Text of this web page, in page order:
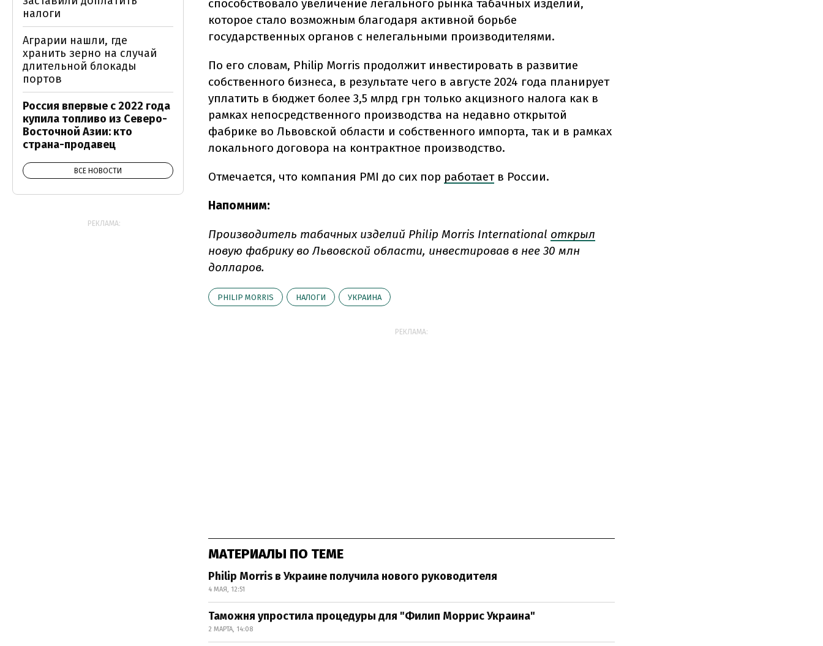
способствовало увеличение легального рынка табачных изделий,
которое стало возможным благодаря активной борьбе
государственных органов с нелегальными производителями.
По его словам, Philip Morris продолжит инвестировать в развитие
собственного бизнеса, в результате чего в августе 2024 года планирует
уплатить в бюджет более 3,5 млрд грн только акцизного налога как в
рамках непосредственного производства на недавно открытой
фабрике во Львовской области и собственного импорта, так и в рамках
локального договора на контрактное производство.
Отмечается, что компания PMI до сих пор работаетв России.
Напомним:
Производитель табачных изделий Philip Morris International открыл
новую фабрику во Львовской области, инвестировав в нее 30 млн
долларов.
PHILIP MORRIS НАЛОГИ УКРАИНА
РЕКЛАМА:
МАТЕРИАЛЫ ПО ТЕМЕ
Philip Morris в Украине получила нового руководителя
4 МАЯ, 12:51
Таможня упростила процедуры для "Филип Моррис Украина"
2 МАРТА, 14:08
налоги
Аграрии нашли, где
хранить зерно на случай
длительной блокады
портов
Россия впервые с 2022 года
купила топливо из Северо-
Восточной Азии: кто
страна-продавец
ВСЕ НОВОСТИ
РЕКЛАМА: